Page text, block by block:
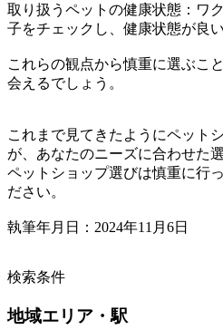
取り扱うペットの健康状態：ワ
子をチェックし、健康状態が良
これらの観点から慎重に選ぶこ
会えるでしょう。
これまで見てきたようにペット
が、あなたのニーズに合わせた
ペットショップ選びは慎重に行
ださい。
執筆年月日：2024年11月6日
検索条件
地域エリア・駅